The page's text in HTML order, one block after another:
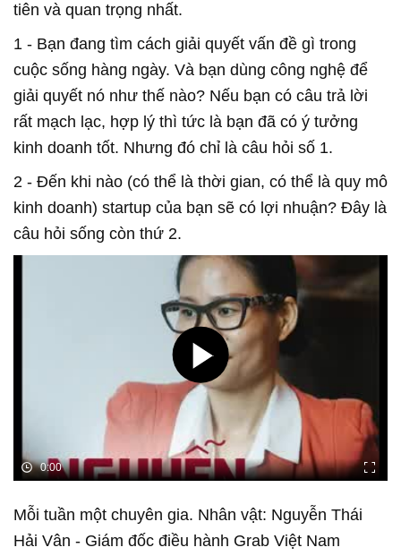
tiên và quan trọng nhất.
1 - Bạn đang tìm cách giải quyết vấn đề gì trong
cuộc sống hàng ngày. Và bạn dùng công nghệ để
giải quyết nó như thế nào? Nếu bạn có câu trả lời
rất mạch lạc, hợp lý thì tức là bạn đã có ý tưởng
kinh doanh tốt. Nhưng đó chỉ là câu hỏi số 1.
2 - Đến khi nào (có thể là thời gian, có thể là quy mô
kinh doanh) startup của bạn sẽ có lợi nhuận? Đây là
câu hỏi sống còn thứ 2.
0:00
Mỗi tuần một chuyên gia. Nhân vật: Nguyễn Thái
Hải Vân - Giám đốc điều hành Grab Việt Nam